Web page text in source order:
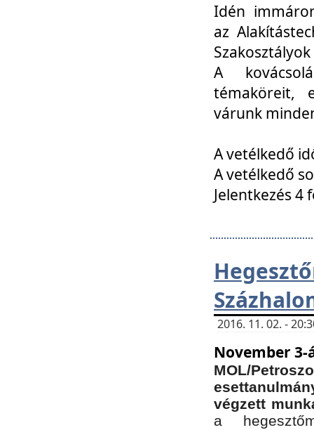
Idén
az
A
témaköreit,
várunk
A vetélkedő
A vetélkedő
Jelentkezés 4
2016. 11. 02. -
November
MOL/
végzett
a